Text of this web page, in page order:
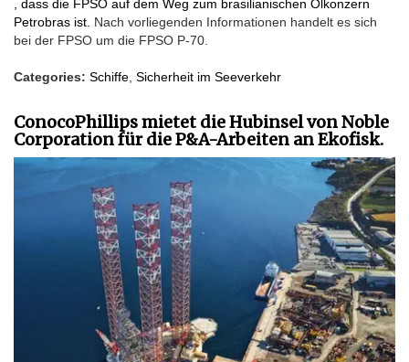
, dass die FPSO auf dem Weg zum brasilianischen Ölkonzern
Petrobras ist. Nach vorliegenden Informationen handelt es sich
bei der FPSO um die FPSO P-70.
Categories: Schiffe, Sicherheit im Seeverkehr
ConocoPhillips mietet die Hubinsel von Noble
Corporation für die P&A-Arbeiten an Ekofisk.